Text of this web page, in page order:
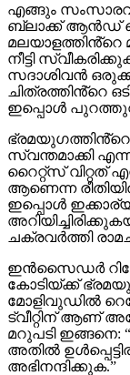
എങ്ങും
ബ്ലാക്ക് ആൻഡ്
നീട്ടി
സദാശിവൻ
ചിത്രത്തിൻ്റെ
ഇപ്പൊൾ
ഭ്രമയുഗത്തിൻ്റെ
സ്വന്തമാക്കി
റൈറ്റ്സ് വിറ്റത്
ആണെന്ന
ഇപ്പൊൾ
ചക്രവർത്തി
ഇൻസൈഡർ
കോടിയ്ക്ക്
മോളിവുഡിൽ
ട്വീറ്റിന് ആണ്
മറുപടി
അതിൽ
അഭിനന്ദിക്കുക.”